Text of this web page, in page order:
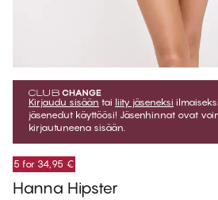
Kirjaudu sisään tai liity jäseneksi
jäsenedut käyttöösi! Jäsenhinnat ovat
kirjautuneena sisään.
5 for 34,95 €
Hanna Hipster